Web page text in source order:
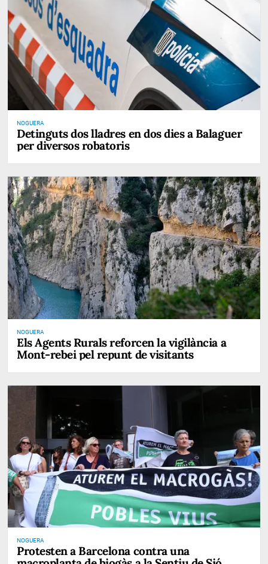
NOGUERA
Detinguts dos lladres en dos dies a Balaguer
per diversos robatoris
NOGUERA
Els Agents Rurals reforcen la vigilància a
Mont-rebei pel repunt de visitants
NOGUERA
Protesten a Barcelona contra una